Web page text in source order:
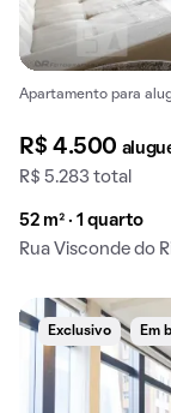
Apartamento para
R$ 4.500
R$ 5.283 total
52 m² · 1 quarto
Rua Visconde do
Exclusivo Em